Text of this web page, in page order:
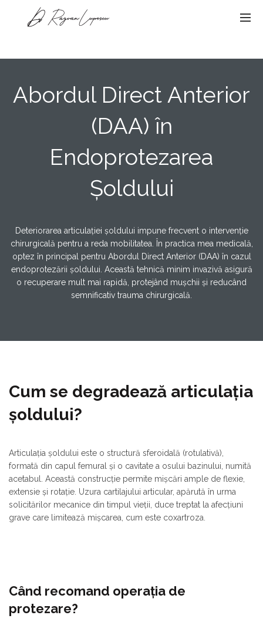
Abordul Direct Anterior
(DAA) în
Endoprotezarea
Șoldului
Deteriorarea articulației șoldului impune frecvent o intervenție
chirurgicală pentru a reda mobilitatea. În practica mea medicală,
optez în principal pentru Abordul Direct Anterior (DAA) în cazul
endoprotezării șoldului. Această tehnică minim invazivă asigură
o recuperare mult mai rapidă, protejând mușchii și reducând
semnificativ trauma chirurgicală.
Cum se degradează articulația
șoldului?
Articulația șoldului este o structură sferoidală (rotulativă),
formată din capul femural și o cavitate a osului bazinului, numită
acetabul. Această construcție permite mișcări ample de flexie,
extensie și rotație. Uzura cartilajului articular, apărută în urma
solicitărilor mecanice din timpul vieții, duce treptat la afecțiuni
grave care limitează mișcarea, cum este coxartroza.
Când recomand operația de
protezare?